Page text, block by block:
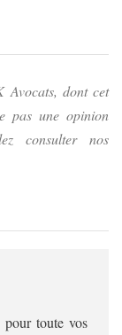
Avocats, dont cet
pas une opinion
consulter nos
pour toute vos